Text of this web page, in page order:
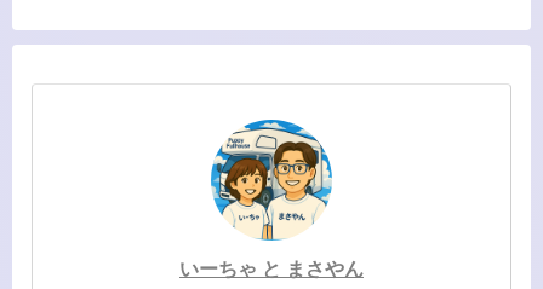
いーちゃ と まさやん